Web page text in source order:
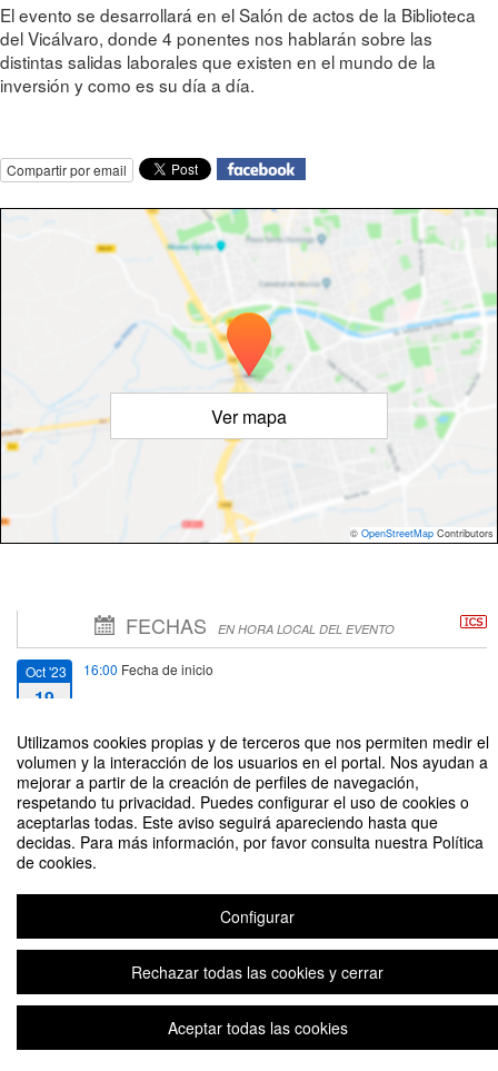
Utilizamos cookies propias y de terceros que nos permiten medir el
volumen y la interacción de los usuarios en el portal. Nos ayudan a
mejorar a partir de la creación de perfiles de navegación,
respetando tu privacidad. Puedes configurar el uso de cookies o
aceptarlas todas. Este aviso seguirá apareciendo hasta que
decidas. Para más información, por favor consulta nuestra Política
de cookies.
Configurar
Rechazar todas las cookies y cerrar
Aceptar todas las cookies
El evento se desarrollará en el Salón de actos de la Biblioteca
del Vicálvaro, donde 4 ponentes nos hablarán sobre las
distintas salidas laborales que existen en el mundo de la
inversión y como es su día a día.
Compartir por email
Ver mapa
© OpenStreetMap Contributors
FECHAS EN HORA LOCAL DEL EVENTO
Oct '23
19
16:00 Fecha de inicio
Oct '23
19
21:00Fecha de fin
Contacto
Plataforma de organización de eventos Symposium